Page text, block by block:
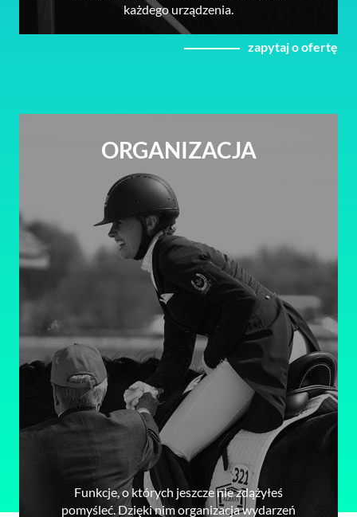
każdego urządzenia.
zapytaj o ofertę
ORGANIZACJA
Funkcje, o których jeszcze nie zdążyłeś
pomyśleć. Dzięki nim organizacja wydarzeń